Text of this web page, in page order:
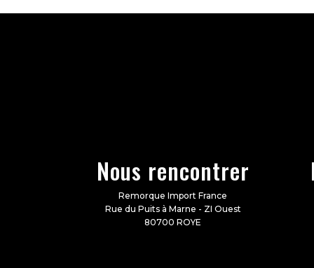
Nous rencontrer
Remorque Import France
Rue du Puits à Marne - ZI Ouest
80700 ROYE